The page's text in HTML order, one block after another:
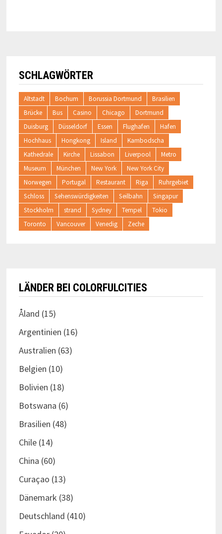
SCHLAGWÖRTER
Altstadt Bochum Borussia Dortmund
Brasilien
Brücke
Bus Casino Chicago
Dortmund
Duisburg
Düsseldorf Essen Flughafen
Hafen
Hochhaus
Hongkong Island
Kambodscha
Kathedrale
Kirche Lissabon Liverpool
Metro
Museum
München New York
New York City
Norwegen
Portugal Restaurant Riga
Ruhrgebiet
Schloss
Sehenswürdigkeiten Seilbahn
Singapur
Stockholm
strand Sydney Tempel
Tokio
Toronto
Vancouver Venedig Zeche
LÄNDER BEI COLORFULCITIES
Åland (15)
Argentinien (16)
Australien (63)
Belgien (10)
Bolivien (18)
Botswana (6)
Brasilien (48)
Chile(14)
China (60)
Curaçao (13)
Dänemark (38)
Deutschland (410)